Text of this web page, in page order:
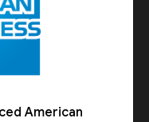
American